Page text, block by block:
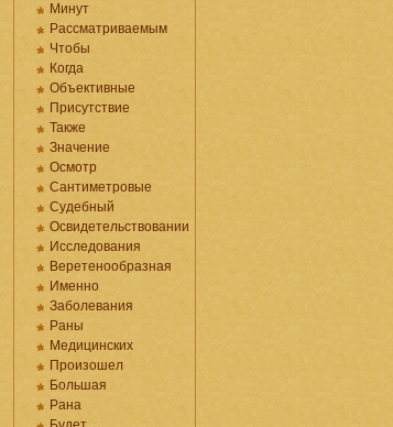
Минут
Рассматриваемым
Чтобы
Когда
Объективные
Присутствие
Также
Значение
Осмотр
Сантиметровые
Судебный
Освидетельствовании
Исследования
Веретенообразная
Именно
Заболевания
Раны
Медицинских
Произошел
Большая
Рана